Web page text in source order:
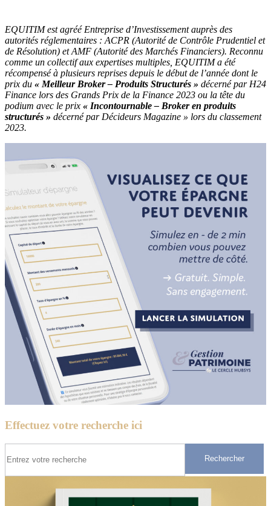
EQUITIM est agréé Entreprise d’Investissement auprès des
autorités réglementaires : ACPR (Autorité de Contrôle Prudentiel et
de Résolution) et AMF (Autorité des Marchés Financiers). Reconnu
comme un collectif aux expertises multiples, EQUITIM a été
récompensé à plusieurs reprises depuis le début de l’année dont le
prix du « Meilleur Broker – Produits Structurés » décerné par H24
Finance lors des Grands Prix de la Finance 2023 ou la tête du
podium avec le prix « Incontournable – Broker en produits
structurés » décerné par Décideurs Magazine » lors du classement
2023.
Effectuez votre recherche ici